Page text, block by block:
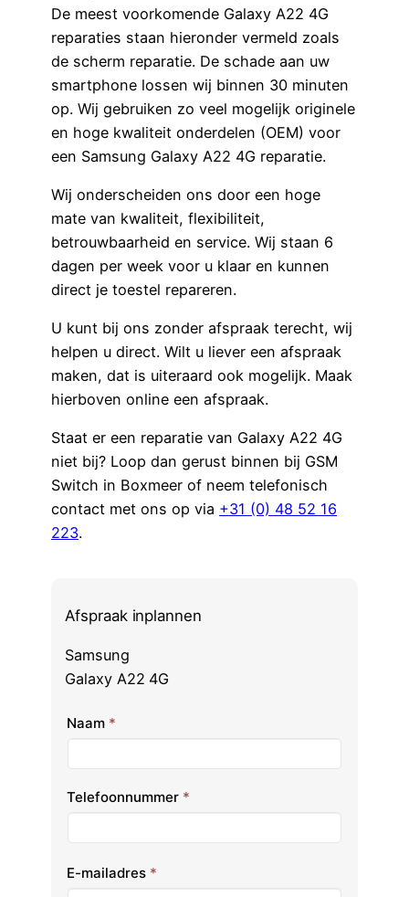
De meest voorkomende Galaxy A22 4G
reparaties staan hieronder vermeld zoals
de scherm reparatie. De schade aan uw
smartphone lossen wij binnen 30 minuten
op. Wij gebruiken zo veel mogelijk originele
en hoge kwaliteit onderdelen (OEM) voor
een Samsung Galaxy A22 4G reparatie.
Wij onderscheiden ons door een hoge
mate van kwaliteit, flexibiliteit,
betrouwbaarheid en service. Wij staan 6
dagen per week voor u klaar en kunnen
direct je toestel repareren.
U kunt bij ons zonder afspraak terecht, wij
helpen u direct. Wilt u liever een afspraak
maken, dat is uiteraard ook mogelijk. Maak
hierboven online een afspraak.
Staat er een reparatie van Galaxy A22 4G
niet bij? Loop dan gerust binnen bij GSM
Switch in Boxmeer of neem telefonisch
contact met ons op via +31 (0) 48 52 16
223.
Afspraak inplannen
Samsung
Galaxy A22 4G
Naam *
Telefoonnummer *
E-mailadres *